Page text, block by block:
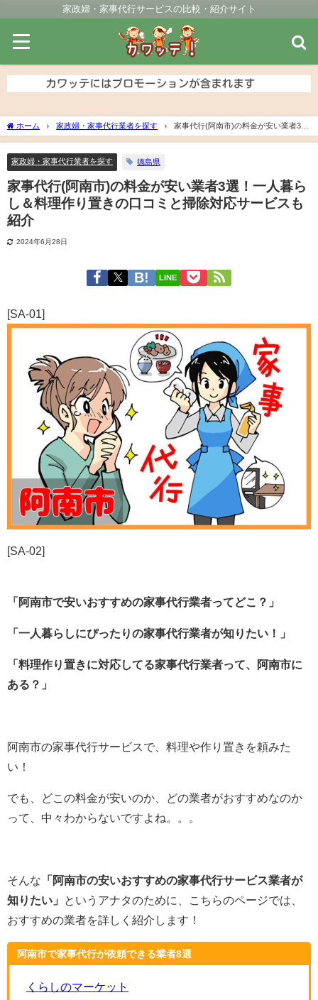
家政婦・家事代行サービスの比較・紹介サイト
ホーム 家政婦・家事代行業者を探す
家事代行(阿南市)の料金が安い業者3
選！一人暮らし＆料理作り置きの口コミと掃除対応サービスも紹介
家政婦・家事代行業者を探す 徳島県
家事代行(阿南市)の料金が安い業者3選！一人暮ら
し＆料理作り置きの口コミと掃除対応サービスも
紹介
2024年6月28日
LINE
[SA-01]
[SA-02]
「阿南市で安いおすすめの家事代行業者ってどこ？」
「一人暮らしにぴったりの家事代行業者が知りたい！」
「料理作り置きに対応してる家事代行業者って、阿南市に
ある？」
阿南市の家事代行サービスで、料理や作り置きを頼みた
い！
でも、どこの料金が安いのか、どの業者がおすすめなのか
って、中々わからないですよね。。。
そんな 「阿南市の安いおすすめの家事代行サービス業者が
知りたい」
というアナタのために、こちらのページでは、
おすすめの業者を詳しく紹介します！
阿南市で家事代行が依頼できる業者8選
くらしのマーケット